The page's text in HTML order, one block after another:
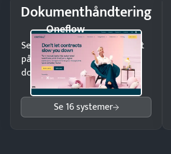
Dokumenthåndtering
Oneflow
Send kontrakter til underskrift
på minutter og mist ingen
dokumenter.
Se 16 systemer